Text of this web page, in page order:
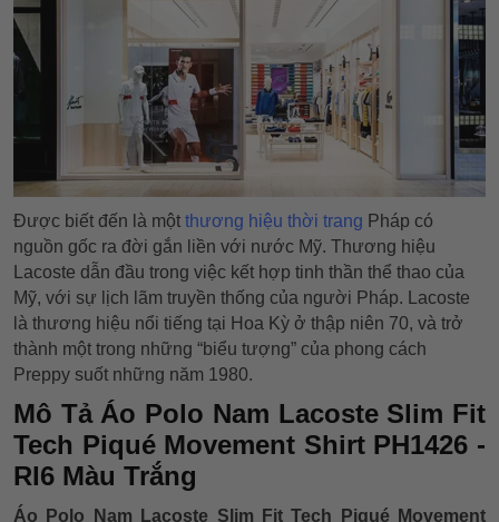
Được biết đến là một thương hiệu thời trang Pháp có
nguồn gốc ra đời gắn liền với nước Mỹ. Thương hiệu
Lacoste dẫn đầu trong việc kết hợp tinh thần thể thao của
Mỹ, với sự lịch lãm truyền thống của người Pháp. Lacoste
là thương hiệu nổi tiếng tại Hoa Kỳ ở thập niên 70, và trở
thành một trong những “biểu tượng” của phong cách
Preppy suốt những năm 1980.
Mô Tả Áo Polo Nam Lacoste Slim Fit
Tech Piqué Movement Shirt PH1426 -
RI6 Màu Trắng
Áo Polo Nam Lacoste Slim Fit Tech Piqué Movement